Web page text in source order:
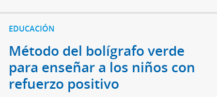
EDUCACIÓN
Método del bolígrafo verde
para enseñar a los niños con
refuerzo positivo